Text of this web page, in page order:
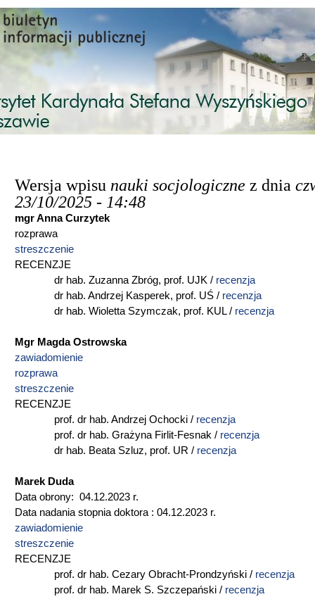
Przejdź do treści
Wersja wpisu nauki socjologiczne z dnia
23/10/2025 - 14:48
mgr Anna Curzytek
rozprawa
streszczenie
RECENZJE
dr hab. Zuzanna Zbróg, prof. UJK / recenzja
dr hab. Andrzej Kasperek, prof. UŚ / recenzja
dr hab. Wioletta Szymczak, prof. KUL / recenzja
Mgr Magda Ostrowska
zawiadomienie
rozprawa
streszczenie
RECENZJE
prof. dr hab. Andrzej Ochocki / recenzja
prof. dr hab. Grażyna Firlit-Fesnak / recenzja
dr hab. Beata Szluz, prof. UR / recenzja
Marek Duda
Data obrony: 04.12.2023 r.
Data nadania stopnia doktora : 04.12.2023 r.
zawiadomienie
streszczenie
RECENZJE
prof. dr hab. Cezary Obracht-Prondzyński / recenzja
prof. dr hab. Marek S. Szczepański / recenzja